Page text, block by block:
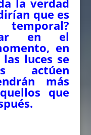
la verdad
que es
en el
en
luces se
actúen
más
que